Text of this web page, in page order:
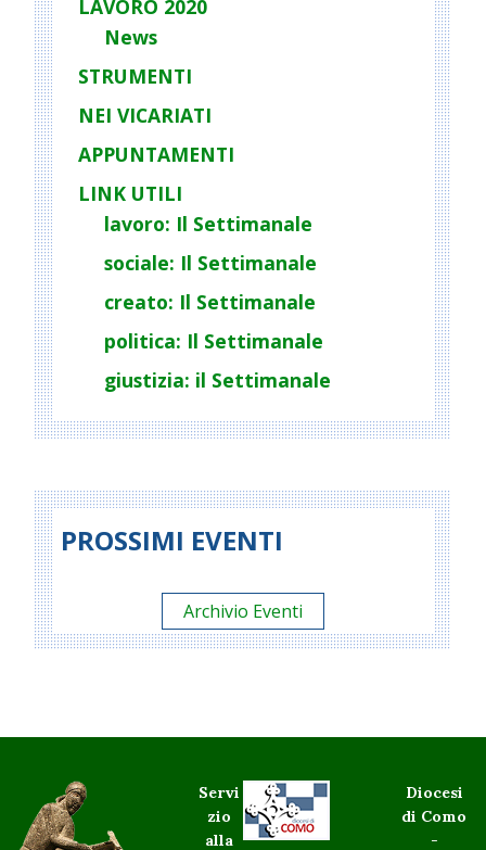
LAVORO 2020
News
STRUMENTI
NEI VICARIATI
APPUNTAMENTI
LINK UTILI
lavoro: Il Settimanale
sociale: Il Settimanale
creato: Il Settimanale
politica: Il Settimanale
giustizia: il Settimanale
PROSSIMI EVENTI
Archivio Eventi
Servi
zio
alla
Diocesi
di Como
-